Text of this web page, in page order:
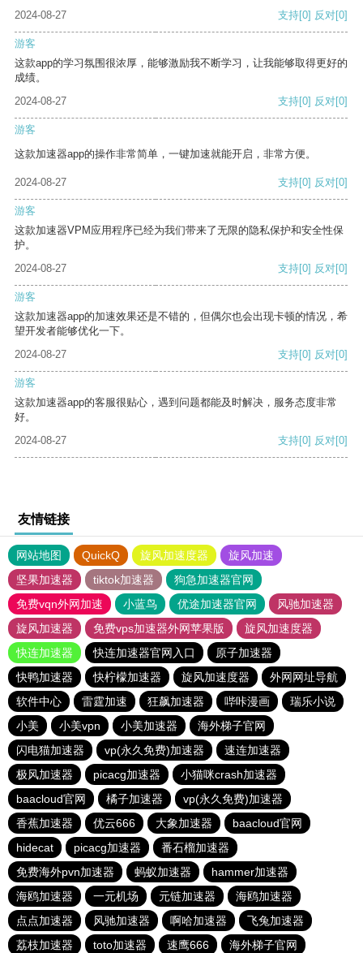
2024-08-27 支持[0] 反对[0]
游客
这款app的学习氛围很浓厚，能够激励我不断学习，让我能够取得更好的
成绩。
2024-08-27
支持[0] 反对[0]
游客
这款加速器app的操作非常简单，一键加速就能开启，非常方便。
2024-08-27 支持[0] 反对[0]
游客
这款加速器VPM应用程序已经为我们带来了无限的隐私保护和安全性保
护。
2024-08-27
支持[0] 反对[0]
游客
这款加速器app的加速效果还是不错的，但偶尔也会出现卡顿的情况，希
望开发者能够优化一下。
2024-08-27
支持[0] 反对[0]
游客
这款加速器app的客服很贴心，遇到问题都能及时解决，服务态度非常
好。
2024-08-27
支持[0] 反对[0]
友情链接
网站地图 QuickQ 旋风加速度器
旋风加速
坚果加速器
tiktok加速器
狗急加速器官网
免费vqn外网加速
小蓝鸟 优途加速器官网
风驰加速器
旋风加速器
免费vps加速器外网苹果版
旋风加速度器
快连加速器
快连加速器官网入口
原子加速器
快鸭加速器
快柠檬加速器 旋风加速度器
外网网址导航
软件中心
雷霆加速 狂飙加速器 哔咔漫画
瑞乐小说
小美
小美vpn 小美加速器
海外梯子官网
闪电猫加速器
vp(永久免费)加速器
速连加速器
极风加速器
picacg加速器
小猫咪crash加速器
baacloud官网
橘子加速器
vp(永久免费)加速器
香蕉加速器
优云666 大象加速器
baacloud官网
hidecat
picacg加速器
番石榴加速器
免费海外pvn加速器
蚂蚁加速器
hammer加速器
海鸥加速器
一元机场 元链加速器
海鸥加速器
点点加速器
风驰加速器 啊哈加速器
飞兔加速器
荔枝加速器
toto加速器 速鹰666 海外梯子官网